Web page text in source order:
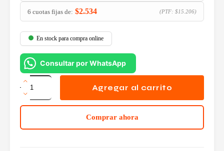
6 cuotas fijas de: $2.534 (PTF: $15.206)
En stock para compra online
Consultar por WhatsApp
Mouse
Genius
NX-
8000S
Agregar al carrito
Comprar ahora